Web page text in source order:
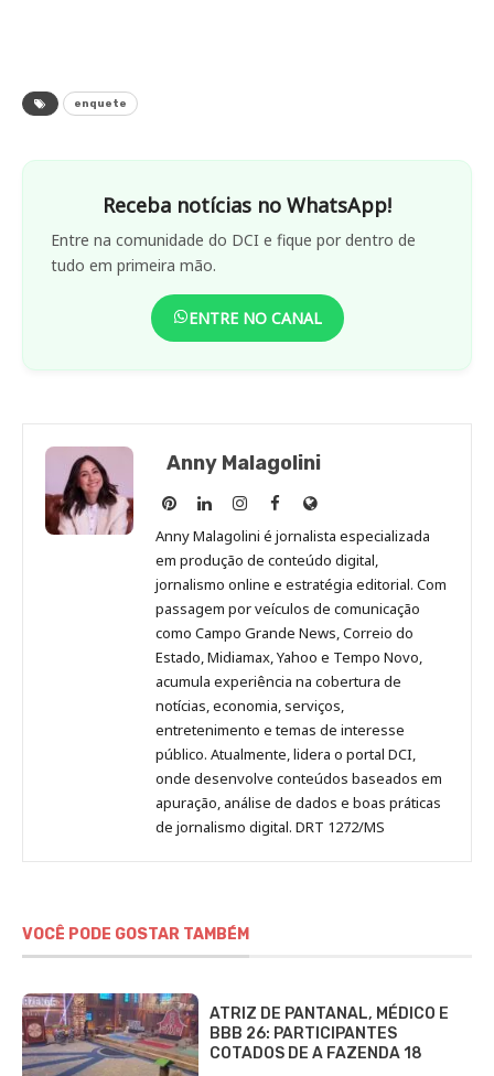
enquete
Receba notícias no WhatsApp!
Entre na comunidade do DCI e fique por dentro de
tudo em primeira mão.
ENTRE NO CANAL
Anny Malagolini
Anny
Malagolini
no
Pinterest
Anny
Malagolini
no
LinkedIn
Anny
Malagolini
no
Instagram
Anny
Malagolini
no
Facebook
Site
de
Anny
Malagolini
Anny Malagolini é jornalista especializada
em produção de conteúdo digital,
jornalismo online e estratégia editorial. Com
passagem por veículos de comunicação
como Campo Grande News, Correio do
Estado, Midiamax, Yahoo e Tempo Novo,
acumula experiência na cobertura de
notícias, economia, serviços,
entretenimento e temas de interesse
público. Atualmente, lidera o portal DCI,
onde desenvolve conteúdos baseados em
apuração, análise de dados e boas práticas
de jornalismo digital. DRT 1272/MS
VOCÊ PODE GOSTAR TAMBÉM
ATRIZ DE PANTANAL, MÉDICO E
BBB 26: PARTICIPANTES
COTADOS DE A FAZENDA 18